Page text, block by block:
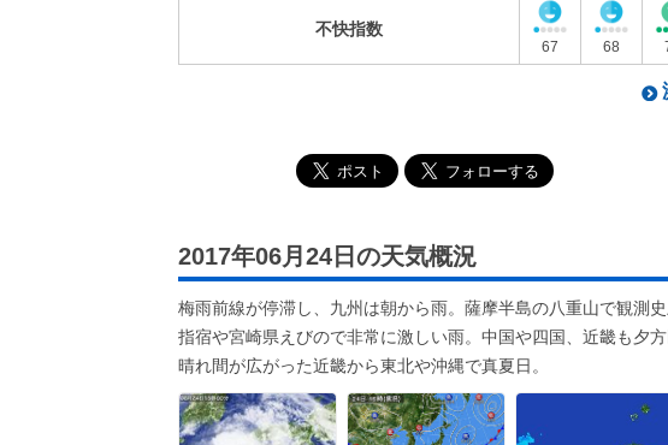
不快指数
67 68
2017年06月24日の天気概況
梅雨前線が停滞し、九州は朝から雨。薩摩半島の八重山で観測
指宿や宮崎県えびので非常に激しい雨。中国や四国、近畿も夕
晴れ間が広がった近畿から東北や沖縄で真夏日。